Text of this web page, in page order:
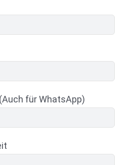
für WhatsApp)